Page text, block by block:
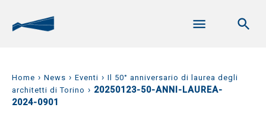
Home › News › Eventi › Il 50° anniversario di laurea degli
architetti di Torino › 20250123-50-ANNI-LAUREA-
2024-0901